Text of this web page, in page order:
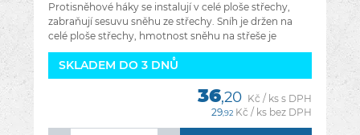
Protisněhové háky se instalují v celé ploše střechy,
zabraňují sesuvu sněhu ze střechy. Sníh je držen na
celé ploše střechy, hmotnost sněhu na střeše je
rovnoměrně rozložená,
SKLADEM DO 3 DNŮ
36,20 Kč / ks s DPH
29,92 Kč / ks bez DPH